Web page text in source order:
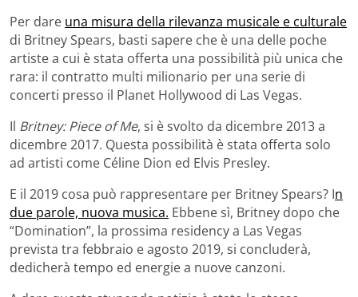
Per dare una misura della rilevanza musicale e culturale
di Britney Spears, basti sapere che è una delle poche
artiste a cui è stata offerta una possibilità più unica che
rara: il contratto multi milionario per una serie di
concerti presso il Planet Hollywood di Las Vegas.
Il Britney: Piece of Me, si è svolto da dicembre 2013 a
dicembre 2017. Questa possibilità è stata offerta solo
ad artisti come Céline Dion ed Elvis Presley.
E il 2019 cosa può rappresentare per Britney Spears? In
due parole, nuova musica. Ebbene sì, Britney dopo che
“Domination”, la prossima residency a Las Vegas
prevista tra febbraio e agosto 2019, si concluderà,
dedicherà tempo ed energie a nuove canzoni.